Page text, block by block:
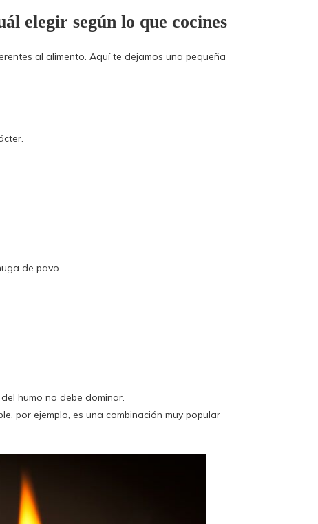
elegir según lo que cocines
al alimento. Aquí te dejamos una pequeña
de pavo.
humo no debe dominar.
por ejemplo, es una combinación muy popular